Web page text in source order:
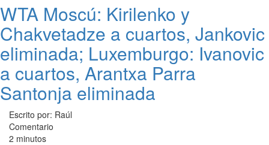
WTA Moscú: Kirilenko y
Chakvetadze a cuartos, Jankovic
eliminada; Luxemburgo: Ivanovic
a cuartos, Arantxa Parra
Santonja eliminada
Escrito por: Raúl
Comentario
2 minutos